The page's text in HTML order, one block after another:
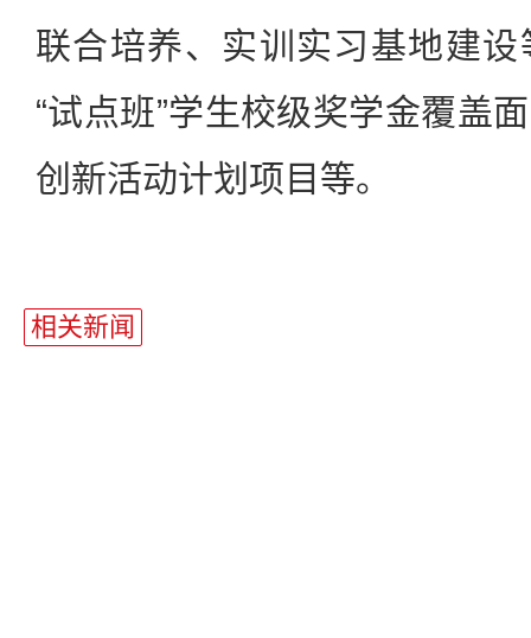
联合培养、实训实习基地建
“试点班”学生校级奖学金覆盖
创新活动计划项目等。
相关新闻